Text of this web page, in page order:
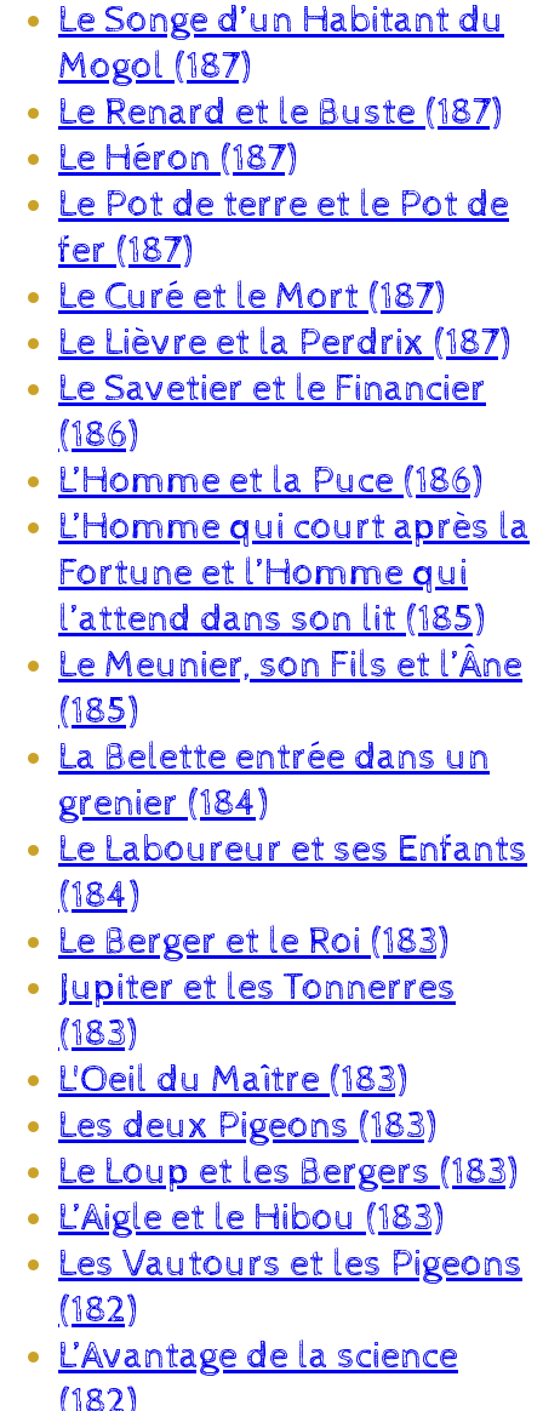
Le Songe d’un Habitant du
Mogol (187)
Le Renard et le Buste (187)
Le Héron (187)
Le Pot de terre et le Pot de
fer (187)
Le Curé et le Mort (187)
Le Lièvre et la Perdrix (187)
Le Savetier et le Financier
(186)
L’Homme et la Puce (186)
L’Homme qui court après la
Fortune et l’Homme qui
l’attend dans son lit (185)
Le Meunier, son Fils et l’Âne
(185)
La Belette entrée dans un
grenier (184)
Le Laboureur et ses Enfants
(184)
Le Berger et le Roi (183)
Jupiter et les Tonnerres
(183)
L'Oeil du Maître (183)
Les deux Pigeons (183)
Le Loup et les Bergers (183)
L’Aigle et le Hibou (183)
Les Vautours et les Pigeons
(182)
L’Avantage de la science